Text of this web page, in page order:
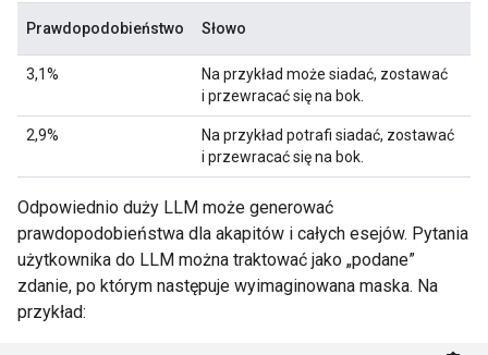
Prawdopodobieństwo Słowo
3,1%
Na przykład może siadać, zostawać
i przewracać się na bok.
2,9%
Na przykład potrafi siadać, zostawać
i przewracać się na bok.
Odpowiednio duży LLM może generować
prawdopodobieństwa dla akapitów i całych esejów. Pytania
użytkownika do LLM można traktować jako „podane”
zdanie, po którym następuje wyimaginowana maska. Na
przykład: